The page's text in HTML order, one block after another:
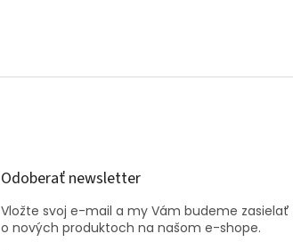
Odoberať newsletter
Vložte svoj e-mail a my Vám budeme
o nových produktoch na našom e-shope.